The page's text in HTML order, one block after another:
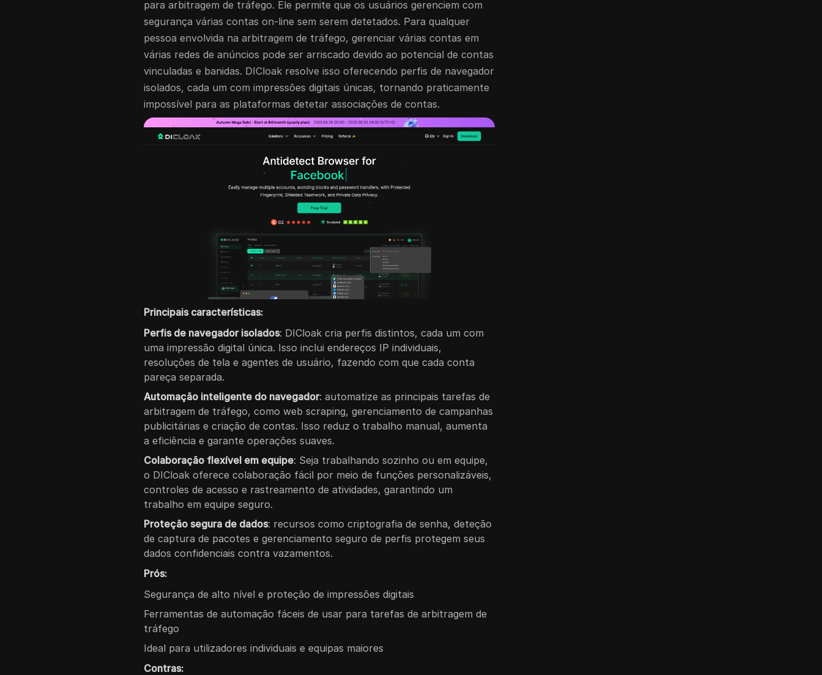
para arbitragem de tráfego. Ele permite que os usuários gerenciem com
segurança várias contas on-line sem serem detetados. Para qualquer
pessoa envolvida na arbitragem de tráfego, gerenciar várias contas em
várias redes de anúncios pode ser arriscado devido ao potencial de contas
vinculadas e banidas. DICloak resolve isso oferecendo perfis de navegador
isolados, cada um com impressões digitais únicas, tornando praticamente
impossível para as plataformas detetar associações de contas.
Principais características:
Perfis de navegador isolados: DICloak cria perfis distintos, cada um com
uma impressão digital única. Isso inclui endereços IP individuais,
resoluções de tela e agentes de usuário, fazendo com que cada conta
pareça separada.
Automação inteligente do navegador: automatize as principais tarefas de
arbitragem de tráfego, como web scraping, gerenciamento de campanhas
publicitárias e criação de contas. Isso reduz o trabalho manual, aumenta
a eficiência e garante operações suaves.
Colaboração flexível em equipe: Seja trabalhando sozinho ou em equipe,
o DICloak oferece colaboração fácil por meio de funções personalizáveis,
controles de acesso e rastreamento de atividades, garantindo um
trabalho em equipe seguro.
Proteção segura de dados: recursos como criptografia de senha, deteção
de captura de pacotes e gerenciamento seguro de perfis protegem seus
dados confidenciais contra vazamentos.
Prós:
Segurança de alto nível e proteção de impressões digitais
Ferramentas de automação fáceis de usar para tarefas de arbitragem de
tráfego
Ideal para utilizadores individuais e equipas maiores
Contras: